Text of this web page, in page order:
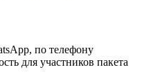
по телефону
для участников пакета